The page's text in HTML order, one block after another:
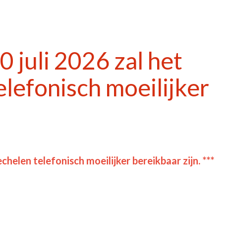
juli 2026 zal het
moeilijker
telefonisch moeilijker bereikbaar zijn. ***